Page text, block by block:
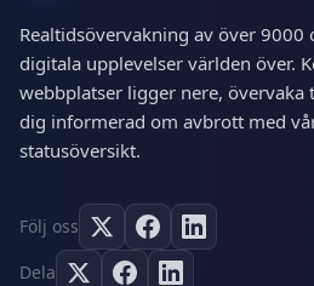
Realtidsövervakning av över 9000
digitala upplevelser världen över.
webbplatser ligger nere, övervaka
dig informerad om avbrott med
statusöversikt.
Följ oss
Dela